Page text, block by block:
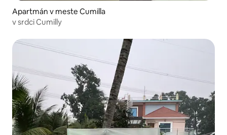
Apartmán v meste Cumilla
v srdci Cumilly